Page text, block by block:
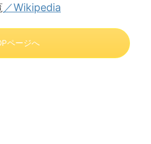
／Wikipedia
ページへ